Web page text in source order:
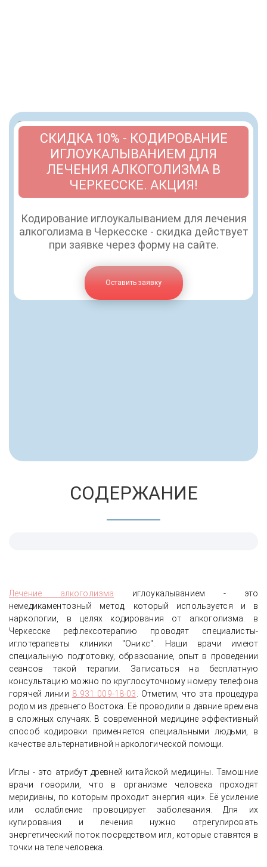
СКИДКА 10% - КОДИРОВАНИЕ
ИГЛОУКАЛЫВАНИЕМ ДЛЯ
ЛЕЧЕНИЯ АЛКОГОЛИЗМА В
ЧЕРКЕССКЕ. АКЦИЯ!
Кодирование иглоукалыванием для лечения
алкоголизма в Черкесске - скидка действует
при заявке через форму на сайте.
Оставить заявку
СОДЕРЖАНИЕ
Лечение алкоголизма иглоукалыванием - это
немедикаментозный метод, который используется и в
наркологии, в целях кодирования от алкоголизма. в
Черкесске рефлексотерапию проводят специалисты-
иглотерапевты клиники "Оникс". Наши врачи имеют
специальную подготовку, образование, опыт в проведении
сеансов такой терапии. Записаться на бесплатную
консультацию можно по круглосуточному номеру телефона
горячей линии 8 931 009-18-03 . Отметим, что эта процедура
родом из древнего Востока. Её проводили в давние времена
в сложных случаях. В современной медицине эффективный
способ кодировки применяется специальными людьми, в
качестве альтернативной наркологической помощи.
Иглы - это атрибут древней китайской медицины. Тамошние
врачи говорили, что в организме человека проходят
меридианы, по которым проходит энергия «ци». Её усиление
или ослабление провоцирует заболевания. Для их
купирования и лечения нужно отрегулировать
энергетический поток посредством игл, которые ставятся в
точки на теле человека.